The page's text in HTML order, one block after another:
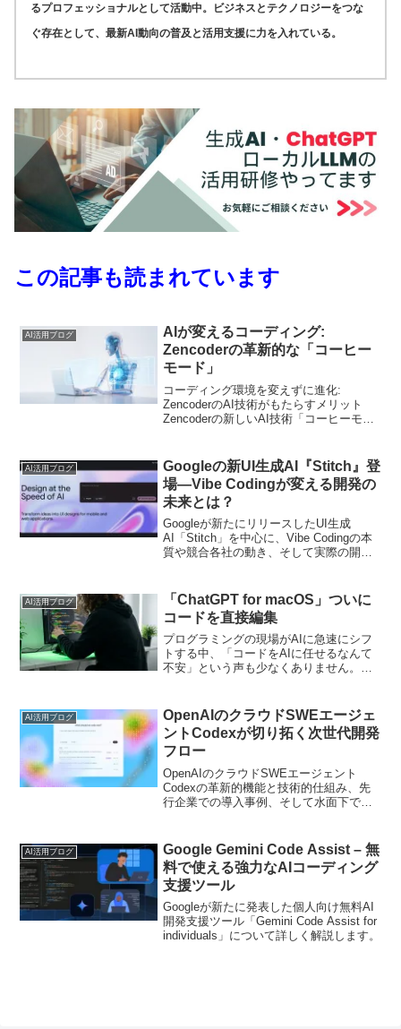
るプロフェッショナルとして活動中。ビジネスとテクノロジーをつな
ぐ存在として、最新AI動向の普及と活用支援に力を入れている。
この記事も読まれています
AI活用ブログ
AIが変えるコーディング:
Zencoderの革新的な「コーヒー
モード」
コーディング環境を変えずに進化:
ZencoderのAI技術がもたらすメリット
Zencoderの新しいAI技術「コーヒーモー
より、開発者はボタン一つでAIにユニッ
トテス...
AI活用ブログ
Googleの新UI生成AI『Stitch』登
場―Vibe Codingが変える開発の
未来とは？
Googleが新たにリリースしたUI生成
AI「Stitch」を中心に、Vibe Codingの本
質や競合各社の動き、そして実際の開発
AI活用ブログ
「ChatGPT for macOS」ついに
コードを直接編集
プログラミングの現場がAIに急速にシフ
トする中、「コードをAIに任せるなんて
不安」という声も少なくありません。し
のをご存じでしょうか？今回ご紹介する
ChatGPT fo...
AI活用ブログ
OpenAIのクラウドSWEエージェ
ントCodexが切り拓く次世代開発
フロー
OpenAIのクラウドSWEエージェント
Codexの革新的機能と技術的仕組み、先
行企業での導入事例、そして水面下で進
AI活用ブログ
Google Gemini Code Assist – 無
料で使える強力なAIコーディング
支援ツール
Googleが新たに発表した個人向け無料AI
開発支援ツール「Gemini Code Assist for
individuals」について詳しく解説します。